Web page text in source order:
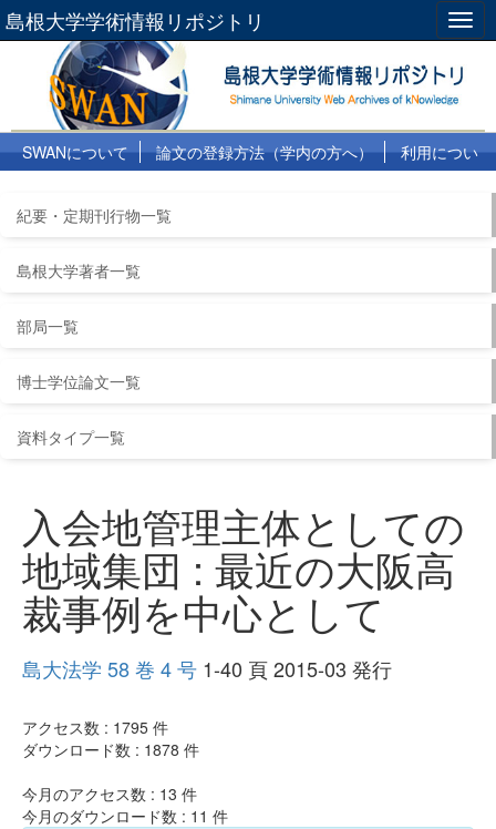
島根大学学術情報リポジトリ
SWANについて 論文の登録方法（学内の方へ）
利用につい
紀要・定期刊行物一覧
島根大学著者一覧
部局一覧
博士学位論文一覧
資料タイプ一覧
入会地管理主体としての
地域集団 : 最近の大阪高
裁事例を中心として
島大法学 58 巻 4 号 1-40 頁 2015-03 発行
アクセス数 : 1795 件
ダウンロード数 : 1878 件
今月のアクセス数 : 13 件
今月のダウンロード数 : 11 件